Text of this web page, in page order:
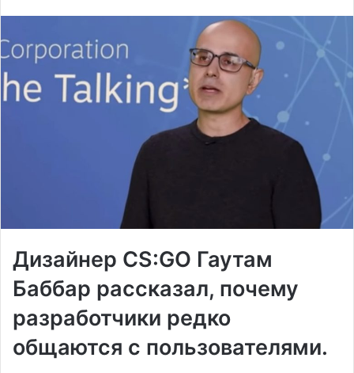
Дизайнер CS:GO Гаутам
Баббар рассказал, почему
разработчики редко
общаются с пользователями.